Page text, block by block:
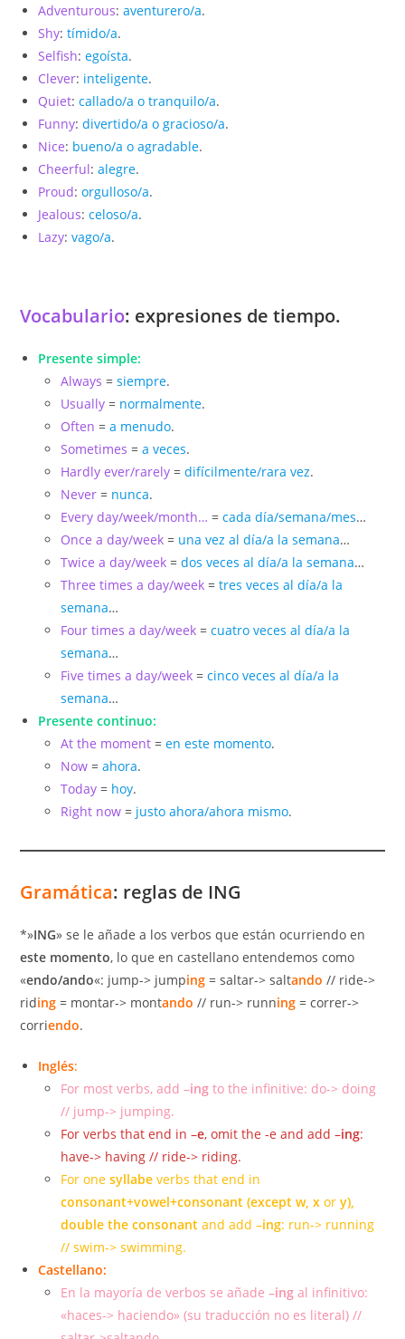
Adventurous:aventurero/a.
Shy:tímido/a.
Selfish:egoísta.
Clever: inteligente.
Quiet: callado/a o tranquilo/a.
Funny:divertido/a o gracioso/a.
Nice: bueno/a o agradable.
Cheerful:alegre.
Proud:orgulloso/a.
Jealous:celoso/a.
Lazy:vago/a.
Vocabulario: expresiones de tiempo.
Presente simple:
Always=siempre.
Usually= normalmente.
Often=a menudo.
Sometimes=a veces.
Hardly ever/rarely= difícilmente/rara vez.
Never= nunca.
Every day/week/month… =cada día/semana/mes…
Once a day/week = una vez al día/a la semana…
Twice a day/week=dos veces al día/a la semana…
Three times a day/week=tres veces al día/a la
semana…
Four times a day/week = cuatro veces al día/a la
semana…
Five times a day/week =cinco veces al día/a la
semana…
Presente continuo:
At the moment=en este momento.
Now=ahora.
Today= hoy.
Right now = justo ahora/ahora mismo.
Gramática: reglas de ING
*»ING» se le añade a los verbos que están ocurriendo en
este momento, lo que en castellano entendemos como
«endo/ando«: jump-> jumping = saltar-> saltando // ride->
riding = montar-> montando // run-> running = correr->
corriendo.
Inglés:
For most verbs, add –ingto the infinitive: do-> doing
// jump-> jumping.
For verbs that end in –e, omit the -e and add –ing:
have-> having // ride-> riding.
For onesyllabeverbs that end in
consonant+vowel+consonant (except w, xor y),
double the consonant and add –ing: run-> running
// swim-> swimming.
Castellano:
En la mayoría de verbos se añade –ingal infinitivo:
«haces-> haciendo» (su traducción no es literal) //